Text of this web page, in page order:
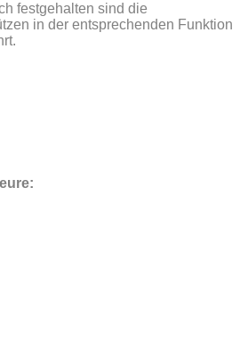
festgehalten sind die
in der entsprechenden Funktion